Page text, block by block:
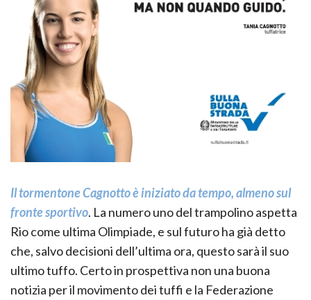
Il tormentone Cagnotto è iniziato da tempo, almeno sul
fronte sportivo. La numero uno del trampolino aspetta
Rio come ultima Olimpiade, e sul futuro ha già detto
che, salvo decisioni dell’ultima ora, questo sarà il suo
ultimo tuffo. Certo in prospettiva non una buona
notizia per il movimento dei tuffi e la Federazione